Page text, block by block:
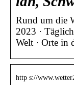
Rund um die
2023 ·
Welt · Orte in
http s://